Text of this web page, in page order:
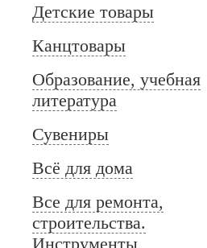
Детские товары
Канцтовары
Образование, учебная
литература
Сувениры
Всё для дома
Все для ремонта,
строительства.
Инструменты